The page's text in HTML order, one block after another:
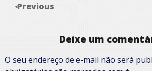
Previous
Deixe um
O seu endereço de e-mail não será